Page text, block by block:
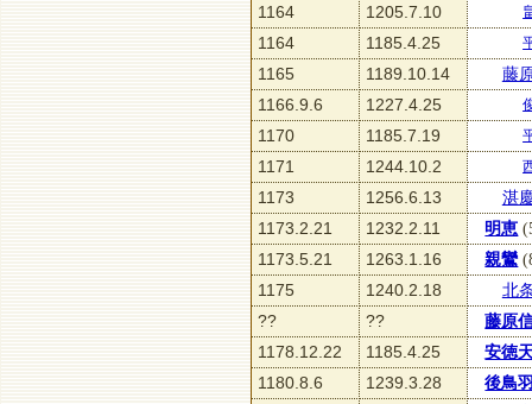
1164
1205.7.10
1164 1185.4.25
1165 1189.10.14
藤
1166.9.6
1227.4.25
1170 1185.7.19
1171 1244.10.2
1173 1256.6.13
湛
1173.2.21
1232.2.11 明恵
1173.5.21
1263.1.16 親鸞
1175
1240.2.18
北
??
??
藤原
1178.12.22
1185.4.25
安徳
1180.8.6
1239.3.28
後鳥